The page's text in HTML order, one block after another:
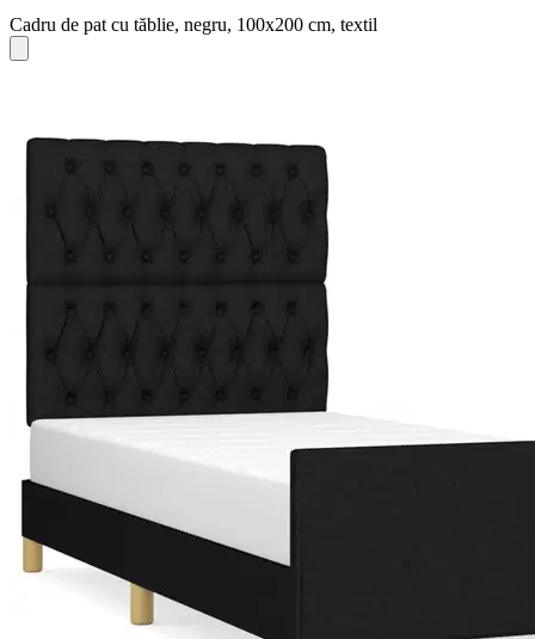
Cadru de pat cu tăblie, negru, 100x200 cm, textil